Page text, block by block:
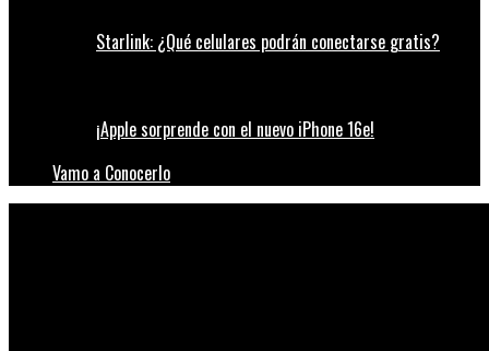
Starlink: ¿Qué celulares podrán conectarse gratis?
¡Apple sorprende con el nuevo iPhone 16e!
Vamo a Conocerlo